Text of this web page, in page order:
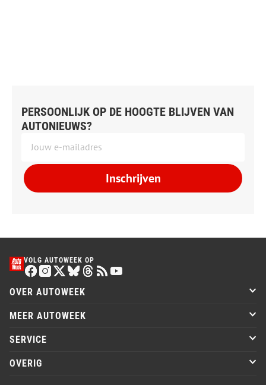
PERSOONLIJK OP DE HOOGTE BLIJVEN VAN
AUTONIEUWS?
Inschrijven
VOLG AUTOWEEK OP
OVER AUTOWEEK
MEER AUTOWEEK
SERVICE
OVERIG